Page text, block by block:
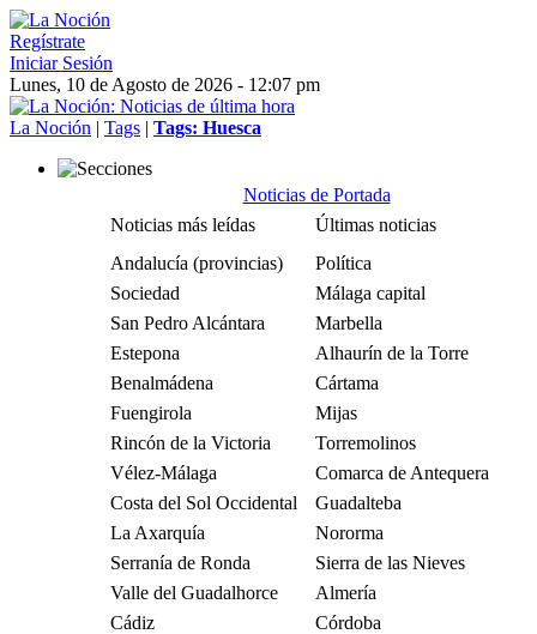
Regístrate
Iniciar Sesión
Lunes, 10 de Agosto de 2026 - 12:07 pm
La Noción | Tags | Tags: Huesca
Noticias de Portada
Noticias más leídas
Últimas noticias
Andalucía (provincias)
Política
Sociedad
Málaga capital
San Pedro Alcántara
Marbella
Estepona
Alhaurín de la Torre
Benalmádena
Cártama
Fuengirola
Mijas
Rincón de la Victoria
Torremolinos
Vélez-Málaga
Comarca de Antequera
Costa del Sol Occidental
Guadalteba
La Axarquía
Nororma
Serranía de Ronda
Sierra de las Nieves
Valle del Guadalhorce
Almería
Cádiz
Córdoba